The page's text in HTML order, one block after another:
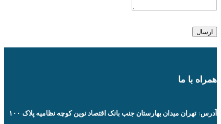
همراه با ما
آدرس: تهران میدان بهارستان جنب بانک اقتصاد نوین کوچه نظامیه پلاک ۱۰۰